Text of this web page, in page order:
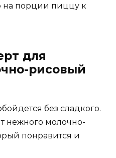
на порции пиццу к
для
рисовый
без сладкого.
нежного молочно-
понравится и